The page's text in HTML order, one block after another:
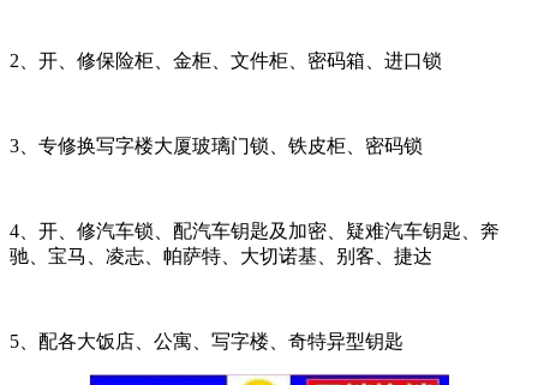
2、开、修保险柜、金柜、文件柜、密码箱、进口锁
3、专修换写字楼大厦玻璃门锁、铁皮柜、密码锁
4、开、修汽车锁、配汽车钥匙及加密、疑难汽车钥匙、奔
驰、宝马、凌志、帕萨特、大切诺基、别客、捷达
5、配各大饭店、公寓、写字楼、奇特异型钥匙